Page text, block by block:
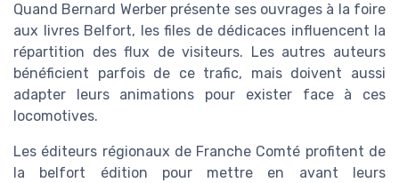
Quand Bernard Werber présente ses ouvrages à la foire
aux livres Belfort, les files de dédicaces influencent la
répartition des flux de visiteurs. Les autres auteurs
bénéficient parfois de ce trafic, mais doivent aussi
adapter leurs animations pour exister face à ces
locomotives.
Les éditeurs régionaux de Franche Comté profitent de
la belfort édition pour mettre en avant leurs